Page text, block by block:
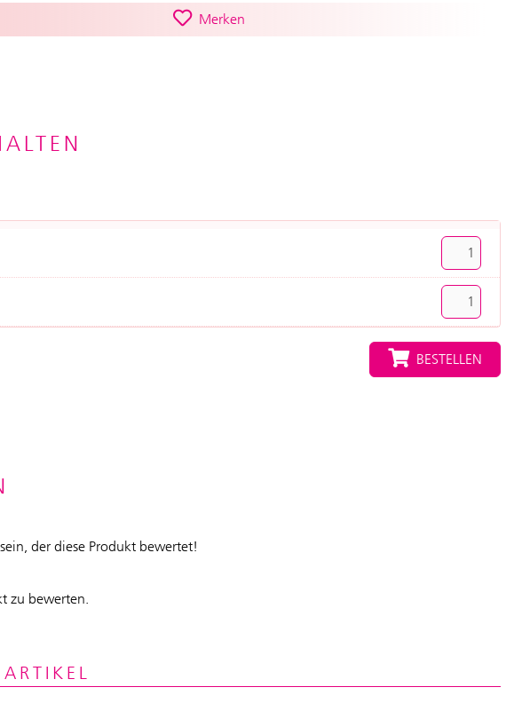
Merken
BESTELLEN
der diese Produkt bewertet!
zu bewerten.